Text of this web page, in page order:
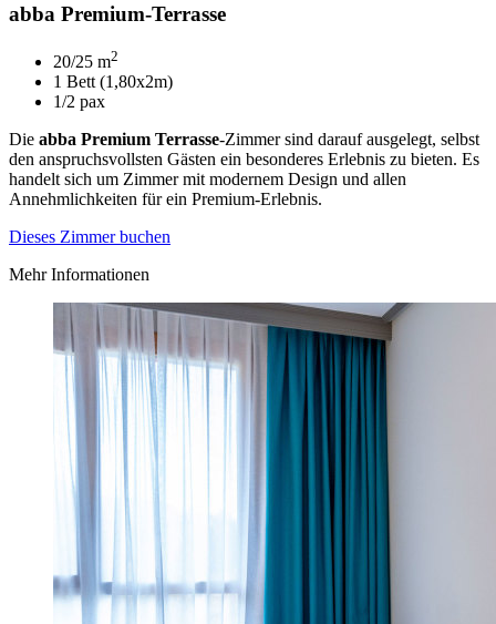
abba Premium-Terrasse
20/25 m2
1 Bett (1,80x2m)
1/2 pax
Die abba Premium Terrasse-Zimmer sind darauf ausgelegt, selbst
den anspruchsvollsten Gästen ein besonderes Erlebnis zu bieten. Es
handelt sich um Zimmer mit modernem Design und allen
Annehmlichkeiten für ein Premium-Erlebnis.
Dieses Zimmer buchen
Mehr Informationen